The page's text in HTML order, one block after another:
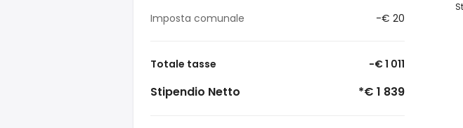
Imposta comunale
-€ 20
Totale tasse -€ 1 011
Stipendio Netto *€ 1 839